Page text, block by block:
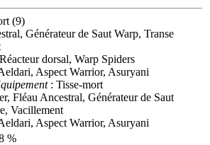
(9)
Générateur de Saut Warp, Transe
dorsal, Warp Spiders
Aspect Warrior, Asuryani
: Tisse-mort
Fléau Ancestral, Générateur de Saut
Vacillement
Aspect Warrior, Asuryani
%